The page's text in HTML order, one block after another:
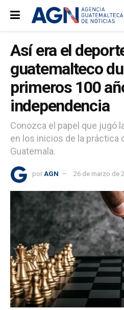
Así era el
guatemalteco
primeros 100
independencia
Conozca el papel que jugó
en los inicios de la práctica
Guatemala.
por AGN 26 de marzo de